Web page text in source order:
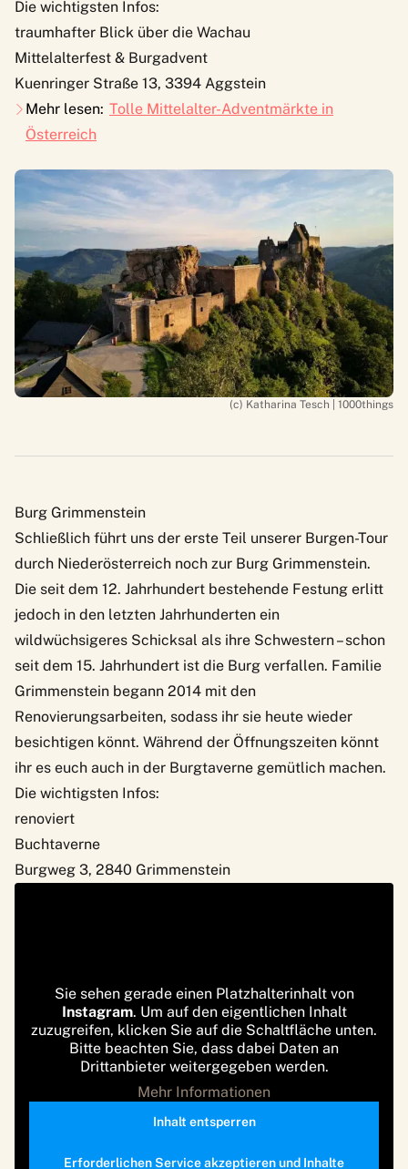
Die wichtigsten Infos:
traumhafter Blick über die Wachau
Mittelalterfest & Burgadvent
Kuenringer Straße 13, 3394 Aggstein
Mehr lesen: Tolle Mittelalter-Adventmärkte in
Österreich
(c) Katharina Tesch | 1000things
Burg Grimmenstein
Schließlich führt uns der erste Teil unserer Burgen-Tour
durch Niederösterreich noch zur Burg Grimmenstein.
Die seit dem 12. Jahrhundert bestehende Festung erlitt
jedoch in den letzten Jahrhunderten ein
wildwüchsigeres Schicksal als ihre Schwestern – schon
seit dem 15. Jahrhundert ist die Burg verfallen. Familie
Grimmenstein begann 2014 mit den
Renovierungsarbeiten, sodass ihr sie heute wieder
besichtigen könnt. Während der Öffnungszeiten könnt
ihr es euch auch in der Burgtaverne gemütlich machen.
Die wichtigsten Infos:
renoviert
Buchtaverne
Burgweg 3, 2840 Grimmenstein
Sie sehen gerade einen Platzhalterinhalt von
Instagram. Um auf den eigentlichen Inhalt
zuzugreifen, klicken Sie auf die Schaltfläche unten.
Bitte beachten Sie, dass dabei Daten an
Drittanbieter weitergegeben werden.
Mehr Informationen
Inhalt entsperren
Erforderlichen Service akzeptieren und Inhalte